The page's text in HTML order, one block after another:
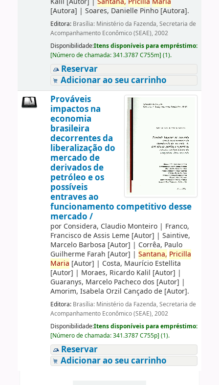
[Autora] | Soares, Danielle Pinho[Autora].
Editora: Brasília: Ministério da Fazenda, Secretaria de
Acompanhamento Econômico (SEAE), 2002
Disponibilidade:Itens disponíveis para empréstimo:
[Número de chamada:341.3787 C755m] (1).
Reservar
Adicionar ao seu carrinho
Prováveis
impactos na
economia
brasileira
decorrentes da
liberalização do
mercado de
derivados de
petróleo e os
possíveis
entraves ao
funcionamento competitivo desse
mercado /
por Considera, Claudio Monteiro| Franco,
Francisco de Assis Leme[Autor] | Saintive,
Marcelo Barbosa [Autor] | Corrêa, Paulo
Guilherme Farah [Autor] | Santana, Pricilla
Maria [Autor] | Costa, Maurício Estellita
[Autor] | Moraes, Ricardo Kalil [Autor] |
Guaranys, Marcelo Pacheco dos [Autor] |
Amorim, Isabela Orzil Cançado de[Autor].
Editora: Brasília: Ministério da Fazenda, Secretaria de
Acompanhamento Econômico (SEAE), 2002
Disponibilidade:Itens disponíveis para empréstimo:
[Número de chamada:341.3787 C755p] (1).
Reservar
Adicionar ao seu carrinho